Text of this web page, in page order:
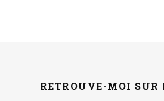
RETROUVE-MOI SUR